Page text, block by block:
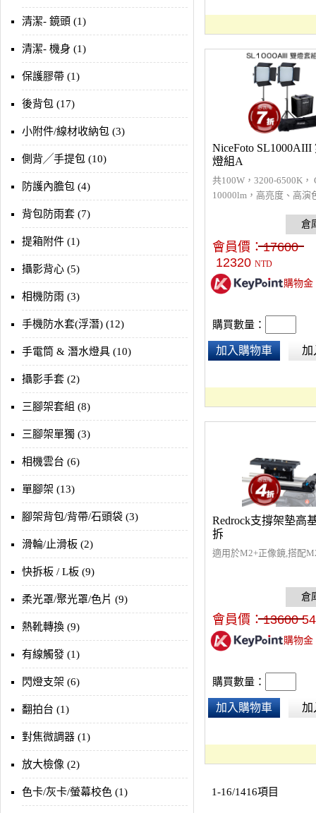
清潔- 鏡頭 (1)
清潔- 機身 (1)
保護膠帶 (1)
後背包 (17)
小附件/線材收納包 (3)
側背╱手提包 (10)
防護內膽包 (4)
背包防雨套 (7)
提箱附件 (1)
攝影背心 (5)
相機防雨 (3)
手機防水套(浮潛) (12)
手電筒 & 潛水燈具 (10)
攝影手套 (2)
三腳架套組 (8)
三腳架單獨 (3)
相機雲台 (6)
單腳架 (13)
腳架背包/背帶/石頭袋 (3)
滑輪/止滑板 (2)
快拆板 / L板 (9)
柔光罩/聚光罩/色片 (9)
熱靴轉換 (9)
有線觸發 (1)
閃燈支架 (6)
翻拍台 (1)
對焦微調器 (1)
放大檢像 (2)
色卡/灰卡/螢幕校色 (1)
NiceFoto SL1000AIII
燈組A
共100W，3200-6500K，
10000lm，高亮度、高演
扇和鋁合金外殼，表現
性能。為影視製作、訪
穩定高亮度的光源。與
CN-516配合使用，可以
光的設定。
會員價：17600
12320 NTD
購物金
購買數量：
加入購物車 加
Redrock支撐架墊高
拆
適用於M2+正像鏡,搭配
會員價：13600
購物金
購買數量：
加入購物車 加
1-16/1416項目